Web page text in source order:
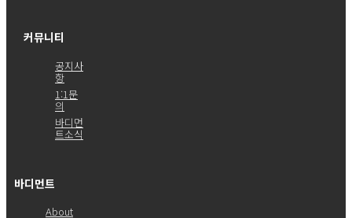
커뮤니티
공지사
항
1:1문
의
바디먼
트소식
바디먼트
About